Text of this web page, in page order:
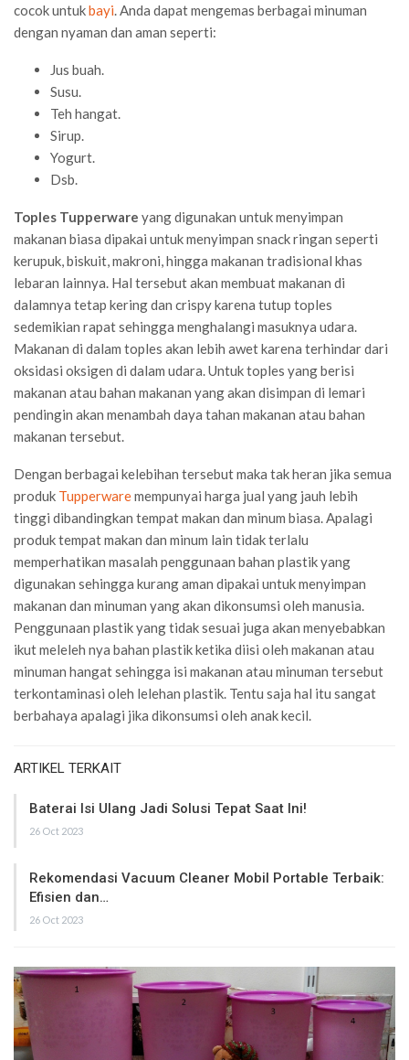
cocok untukbayi. Anda dapat mengemas berbagai minuman
dengan nyaman dan aman seperti:
Jus buah.
Susu.
Teh hangat.
Sirup.
Yogurt.
Dsb.
Toples Tupperware yang digunakan untuk menyimpan
makanan biasa dipakai untuk menyimpan snack ringan seperti
kerupuk, biskuit, makroni, hingga makanan tradisional khas
lebaran lainnya. Hal tersebut akan membuat makanan di
dalamnya tetap kering dan crispy karena tutup toples
sedemikian rapat sehingga menghalangi masuknya udara.
Makanan di dalam toples akan lebih awet karena terhindar dari
oksidasi oksigen di dalam udara. Untuk toples yang berisi
makanan atau bahan makanan yang akan disimpan di lemari
pendingin akan menambah daya tahan makanan atau bahan
makanan tersebut.
Dengan berbagai kelebihan tersebut maka tak heran jika semua
produk Tupperwaremempunyai harga jual yang jauh lebih
tinggi dibandingkan tempat makan dan minum biasa. Apalagi
produk tempat makan dan minum lain tidak terlalu
memperhatikan masalah penggunaan bahan plastik yang
digunakan sehingga kurang aman dipakai untuk menyimpan
makanan dan minuman yang akan dikonsumsi oleh manusia.
Penggunaan plastik yang tidak sesuai juga akan menyebabkan
ikut meleleh nya bahan plastik ketika diisi oleh makanan atau
minuman hangat sehingga isi makanan atau minuman tersebut
terkontaminasi oleh lelehan plastik. Tentu saja hal itu sangat
berbahaya apalagi jika dikonsumsi oleh anak kecil.
ARTIKEL TERKAIT
Baterai Isi Ulang Jadi Solusi Tepat Saat Ini!
26 Oct 2023
Rekomendasi Vacuum Cleaner Mobil Portable Terbaik:
Efisien dan…
26 Oct 2023